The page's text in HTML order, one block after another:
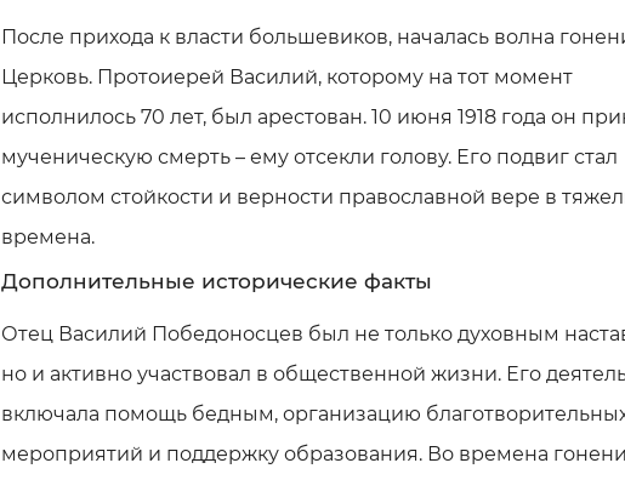
После прихода к власти большевиков, началась волна
Церковь. Протоиерей Василий, которому на тот момент
исполнилось 70 лет, был арестован. 10 июня 1918 года он
мученическую смерть – ему отсекли голову. Его подвиг стал
символом стойкости и верности православной вере в
времена.
Дополнительные исторические факты
Отец Василий Победоносцев был не только духовным
но и активно участвовал в общественной жизни. Его
включала помощь бедным, организацию
мероприятий и поддержку образования. Во времена